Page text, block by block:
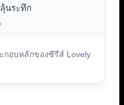
กอบหลักของซีรีส์ Lovely
นระทึก